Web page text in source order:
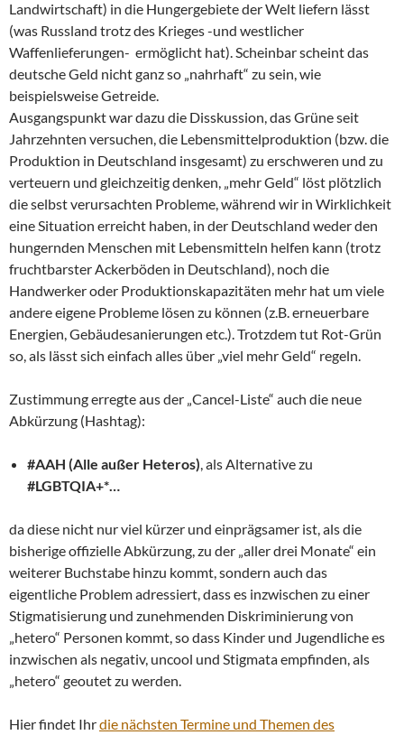
Landwirtschaft) in die Hungergebiete der Welt liefern lässt
(was Russland trotz des Krieges -und westlicher
Waffenlieferungen- ermöglicht hat). Scheinbar scheint das
deutsche Geld nicht ganz so „nahrhaft“ zu sein, wie
beispielsweise Getreide.
Ausgangspunkt war dazu die Disskussion, das Grüne seit
Jahrzehnten versuchen, die Lebensmittelproduktion (bzw. die
Produktion in Deutschland insgesamt) zu erschweren und zu
verteuern und gleichzeitig denken, „mehr Geld“ löst plötzlich
die selbst verursachten Probleme, während wir in Wirklichkeit
eine Situation erreicht haben, in der Deutschland weder den
hungernden Menschen mit Lebensmitteln helfen kann (trotz
fruchtbarster Ackerböden in Deutschland), noch die
Handwerker oder Produktionskapazitäten mehr hat um viele
andere eigene Probleme lösen zu können (z.B. erneuerbare
Energien, Gebäudesanierungen etc.). Trotzdem tut Rot-Grün
so, als lässt sich einfach alles über „viel mehr Geld“ regeln.
Zustimmung erregte aus der „Cancel-Liste“ auch die neue
Abkürzung (Hashtag):
#AAH (Alle außer Heteros) , als Alternative zu
#LGBTQIA+*…
da diese nicht nur viel kürzer und einprägsamer ist, als die
bisherige offizielle Abkürzung, zu der „aller drei Monate“ ein
weiterer Buchstabe hinzu kommt, sondern auch das
eigentliche Problem adressiert, dass es inzwischen zu einer
Stigmatisierung und zunehmenden Diskriminierung von
„hetero“ Personen kommt, so dass Kinder und Jugendliche es
inzwischen als negativ, uncool und Stigmata empfinden, als
„hetero“ geoutet zu werden.
Hier findet Ihrdie nächsten Termine und Themen des